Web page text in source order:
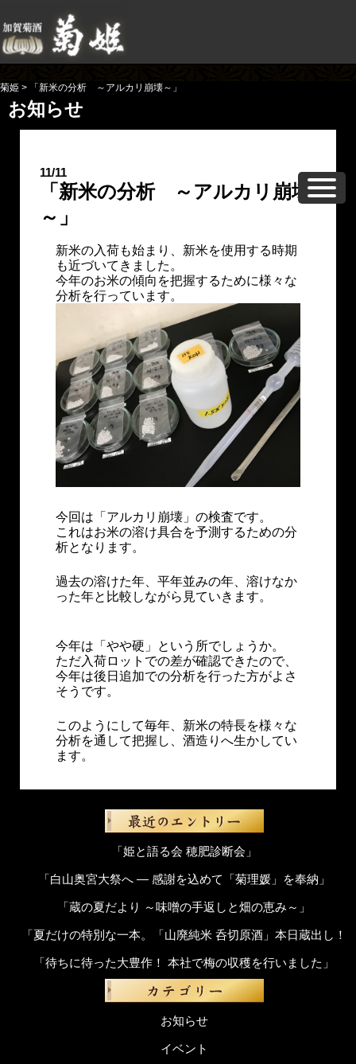
菊姫 > 「新米の分析 ～アルカリ崩壊～」
お知らせ
11/11
「新米の分析 ～アルカリ崩壊
～」
新米の入荷も始まり、新米を使用する時期
も近づいてきました。
今年のお米の傾向を把握するために様々な
分析を行っています。
今回は「アルカリ崩壊」の検査です。
これはお米の溶け具合を予測するための分
析となります。
過去の溶けた年、平年並みの年、溶けなか
った年と比較しながら見ていきます。
今年は「やや硬」という所でしょうか。
ただ入荷ロットでの差が確認できたので、
今年は後日追加での分析を行った方がよさ
そうです。
このようにして毎年、新米の特長を様々な
分析を通して把握し、酒造りへ生かしてい
ます。
「姫と語る会 穂肥診断会」
「白山奥宮大祭へ ― 感謝を込めて「菊理媛」を奉納」
「蔵の夏だより ～味噌の手返しと畑の恵み～」
「夏だけの特別な一本。「山廃純米 呑切原酒」本日蔵出し！
「待ちに待った大豊作！ 本社で梅の収穫を行いました」
お知らせ
イベント